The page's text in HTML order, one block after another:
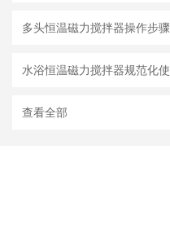
多头恒温磁力搅拌器操作步骤
查看全部